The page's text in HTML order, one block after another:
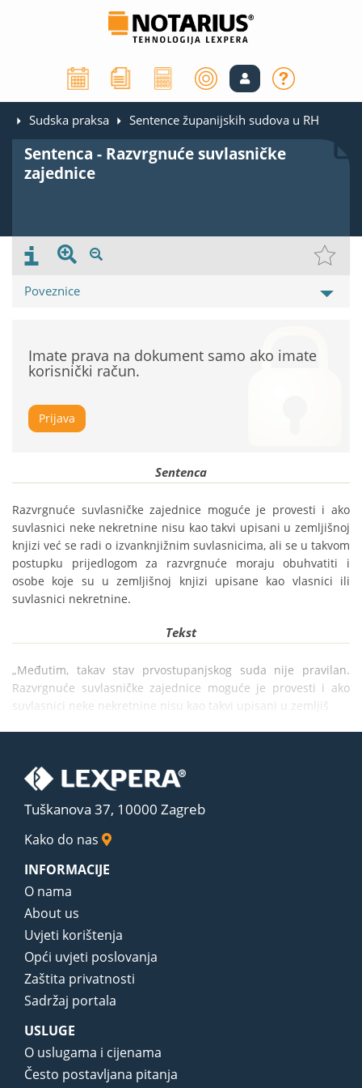
Sudska praksa Sentence županijskih sudova u RH
Sentenca - Razvrgnuće suvlasničke
zajednice
Poveznice
Imate prava na dokument samo ako imate
korisnički račun.
Prijava
Sentenca
Razvrgnuće suvlasničke zajednice moguće je provesti i ako
suvlasnici neke nekretnine nisu kao takvi upisani u zemljišnoj
knjizi već se radi o izvanknjižnim suvlasnicima, ali se u takvom
postupku prijedlogom za razvrgnuće moraju obuhvatiti i
osobe koje su u zemljišnoj knjizi upisane kao vlasnici ili
suvlasnici nekretnine.
Tekst
„Međutim, takav stav prvostupanjskog suda nije pravilan.
Razvrgnuće suvlasničke zajednice moguće je provesti i ako
suvlasnici neke nekretnine nisu kao takvi upisani u zemljiš
Tuškanova 37, 10000 Zagreb
Kako do nas
INFORMACIJE
O nama
About us
Uvjeti korištenja
Opći uvjeti poslovanja
Zaštita privatnosti
Sadržaj portala
USLUGE
O uslugama i cijenama
Često postavljana pitanja